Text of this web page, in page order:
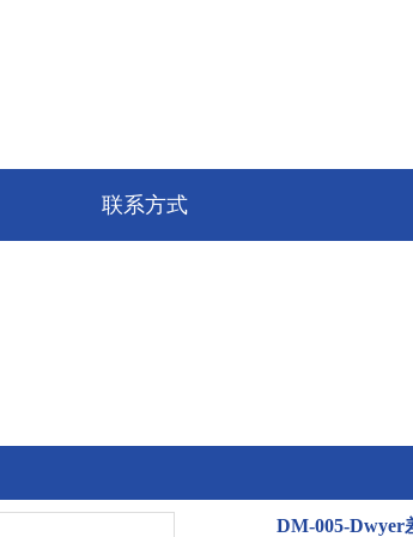
联系方式
DM-005-Dwyer